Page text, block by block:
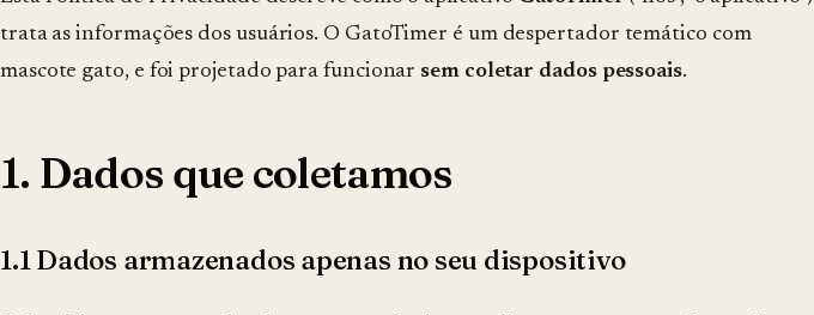
trata as informações dos usuários. O GatoTimer é um despertador temático com
mascote gato, e foi projetado para funcionar sem coletar dados pessoais.
1. Dados que coletamos
1.1 Dados armazenados apenas no seu dispositivo